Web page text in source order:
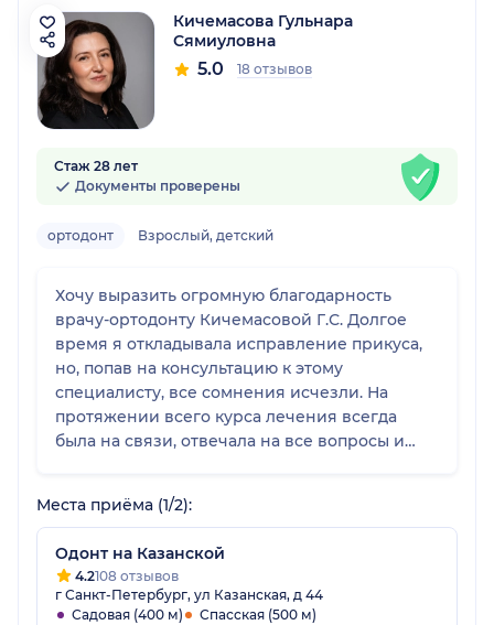
Кичемасова Гульнара
Сямиуловна
5.0 18 отзывов
Стаж 28 лет
Документы проверены
ортодонт Взрослый, детский
Хочу выразить огромную благодарность
врачу-ортодонту Кичемасовой Г.С. Долгое
время я откладывала исправление прикуса,
но, попав на консультацию к этому
специалисту, все сомнения исчезли. На
протяжении всего курса лечения всегда
была на связи, отвечала на все вопросы и
ожидания: улыбка стала идеальной! Теперь я
,как настоящего профессионала своего дела
и чуткого человека.
Места приёма (1/2):
Одонт на Казанской
4.2108 отзывов
г Санкт-Петербург, ул Казанская, д 44
Садовая (400 м)
Спасская (500 м)